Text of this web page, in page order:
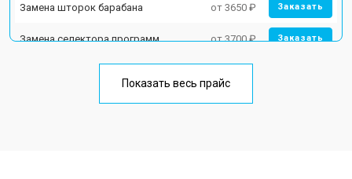
Замена шторок барабана от 3650 ₽ Заказать
Замена селектора программ от 3700 ₽ Заказать
Замена опоры бака от 2800 ₽
Показать весь прайс